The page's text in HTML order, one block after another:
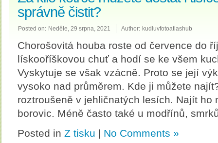
správně čistit?
Posted on: Neděle, 29 srpna, 2021 Author: kudluvfotoatlashub
Chorošovitá houba roste od července do
lískooříškovou chuť a hodí se ke všem
Vyskytuje se však vzácně. Proto se její
vysoko nad průměrem. Kde ji můžete
roztroušeně v jehličnatých lesích. Najít ho
borovic. Méně často také u modřínů,
Posted in Z tisku | No Comments »